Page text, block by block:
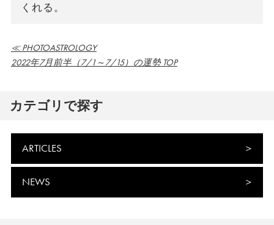
くれる。
≪ PHOTOASTROLOGY
2022年7月前半（7/1～7/15）の運勢 TOP
カテゴリで探す
ARTICLES
NEWS